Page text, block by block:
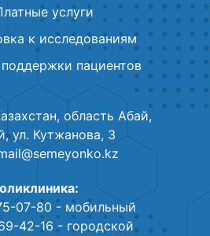
услуги
к исследованиям
пациентов
область Абай,
ул. Кутжанова, 3
07-80 - мобильный
42-16 - городской